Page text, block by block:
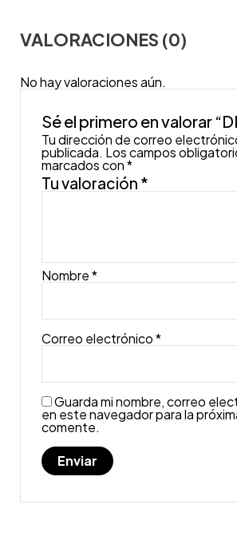
VALORACIONES (0)
No hay valoraciones aún.
Sé el primero en valorar
Tu dirección de correo
publicada. Los campos
marcados con*
Tu valoración *
Nombre*
Correo electrónico*
Guarda mi nombre, correo
en este navegador para la
comente.